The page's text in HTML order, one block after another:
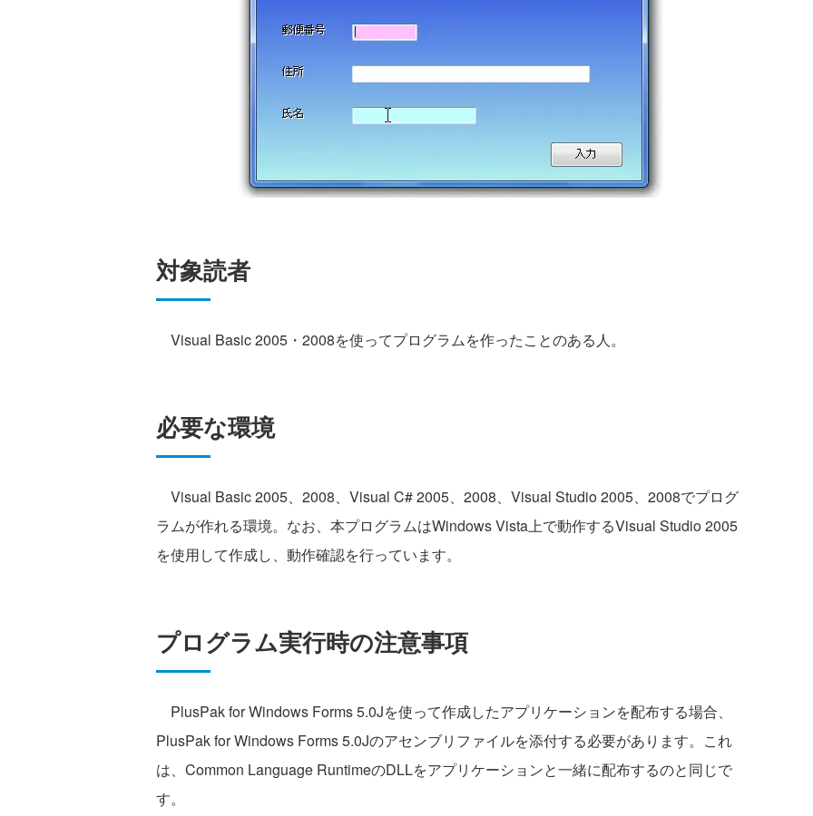
対象読者
Visual Basic 2005・2008を使ってプログラムを作ったことのある人。
必要な環境
Visual Basic 2005、2008、Visual C# 2005、2008、Visual Studio 2005、2008でプログ
ラムが作れる環境。なお、本プログラムはWindows Vista上で動作するVisual Studio 2005
を使用して作成し、動作確認を行っています。
プログラム実行時の注意事項
PlusPak for Windows Forms 5.0Jを使って作成したアプリケーションを配布する場合、
PlusPak for Windows Forms 5.0Jのアセンブリファイルを添付する必要があります。これ
は、Common Language RuntimeのDLLをアプリケーションと一緒に配布するのと同じで
す。